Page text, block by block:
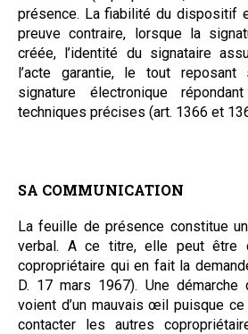
présence. La fiabilité du dispositif
preuve contraire, lorsque la
créée, l’identité du signataire
l’acte garantie, le tout
signature électronique
techniques précises (art. 1366 et
SA COMMUNICATION
La feuille de présence constitue
verbal. A ce titre, elle peut être
copropriétaire qui en fait la
D. 17 mars 1967). Une démarche
voient d’un mauvais œil puisque
contacter les autres